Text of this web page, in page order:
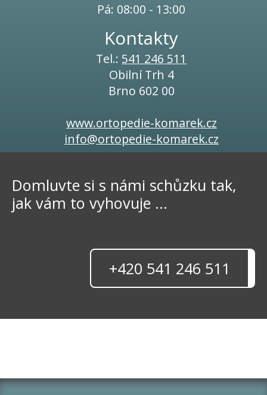
Pá: 08:00 - 13:00
Kontakty
Tel.: 541 246 511
Obilní Trh 4
Brno 602 00
www.ortopedie-komarek.cz
info@ortopedie-komarek.cz
Domluvte si s námi schůzku tak,
jak vám to vyhovuje ...
+420 541 246 511